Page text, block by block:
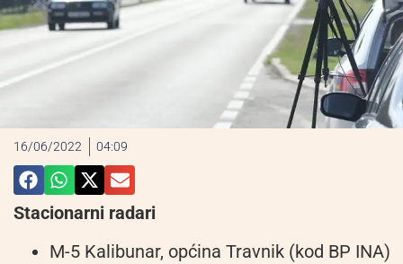
16/06/2022 04:09
Stacionarni radari
M-5 Kalibunar, općina Travnik (kod BP INA)